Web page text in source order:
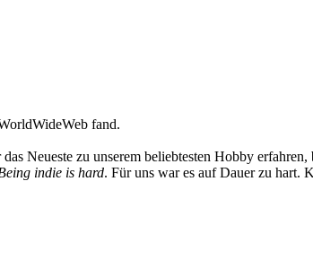
fand.
Neueste zu unserem beliebtesten Hobby
indie is hard. Für uns war es auf Dauer zu hart.